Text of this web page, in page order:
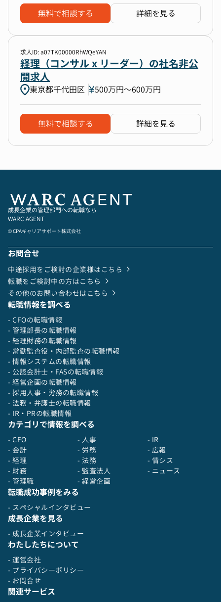
無料で相談する 詳細を見る
求人ID: a07TK00000RhWQeYAN
経理（コンサル x リーダー）の社名非公
開求人
東京都千代田区 500万円〜600万円
無料で相談する 詳細を見る
成長企業の管理部門への転職なら
WARC AGENT
© CPAキャリアサポート株式会社
お問合せ
中途採用をご検討の企業様はこちら
転職をご検討中の方はこちら
その他のお問い合わせはこちら
転職情報を調べる
- CFOの転職情報
- 管理部長の転職情報
- 経理財務の転職情報
- 常勤監査役・内部監査の転職情報
- 情報システムの転職情報
- 公認会計士・FASの転職情報
- 経営企画の転職情報
- 採用人事・労務の転職情報
- 法務・弁護士の転職情報
- IR・PRの転職情報
カテゴリで情報を調べる
- CFO
- 会計
- 経理
- 財務
- 管理職
- 人事
- 労務
- 法務
- 監査法人
- 経営企画
- IR
- 広報
- 情シス
- ニュース
転職成功事例をみる
- スペシャルインタビュー
成長企業を見る
- 成長企業インタビュー
わたしたちについて
- 運営会社
- プライバシーポリシー
- お問合せ
関連サービス